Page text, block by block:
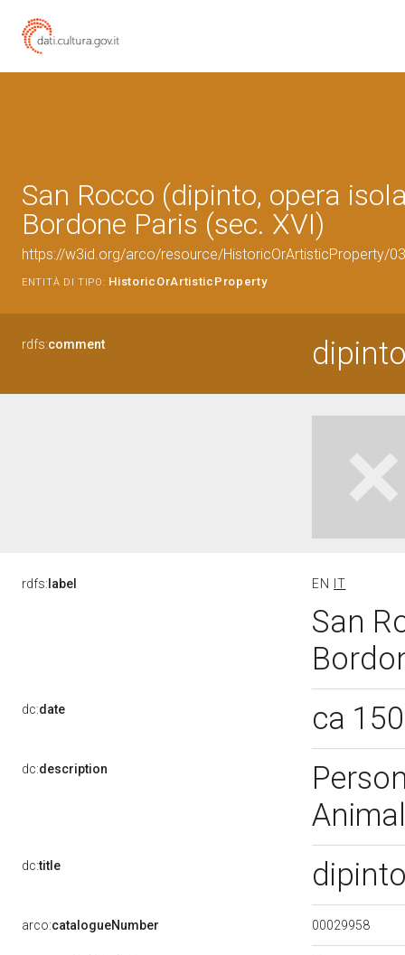
San Rocco (dipinto, opera
Bordone Paris (sec. XVI)
https://w3id.org/arco/resource/HistoricOrArtisticProperty/
ENTITÀ DI TIPO: HistoricOrArtisticProperty
rdfs:comment
rdfs: label EN IT
San
dc:date ca
dc:description
dc:title
arco:catalogueNumber 00029958